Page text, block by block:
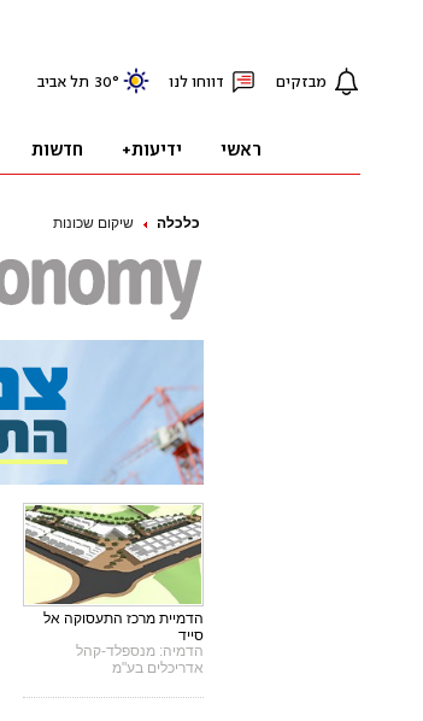
כלכלה שיקום שכונות
הדמיית מרכז התעסוקה אל
סייד
הדמיה: מנספלד-קהל
אדריכלים בע"מ